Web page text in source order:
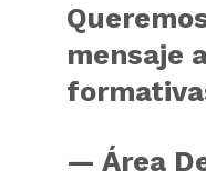
mensaje
— Área